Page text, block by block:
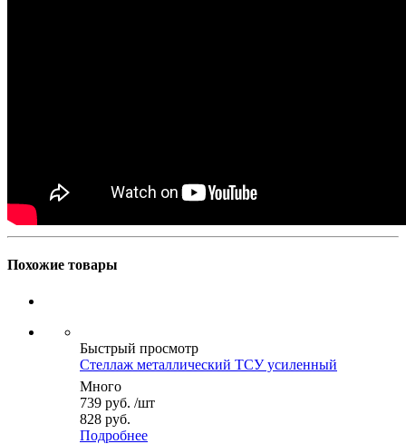
Похожие товары
Быстрый просмотр
Стеллаж металлический ТСУ усиленный
Много
739 руб. /шт
828 руб.
Подробнее